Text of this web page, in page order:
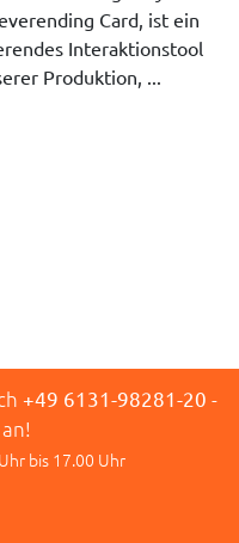
Card, ist ein
Interaktionstool
Produktion, ...
+49 6131-98281-20 -
bis 17.00 Uhr